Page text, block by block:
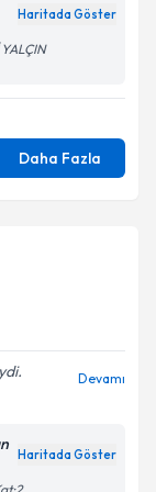
Haritada Göster
Daha Fazla
Devamı
Haritada Göster